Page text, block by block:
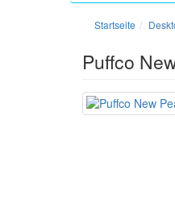
Startseite
Puffco